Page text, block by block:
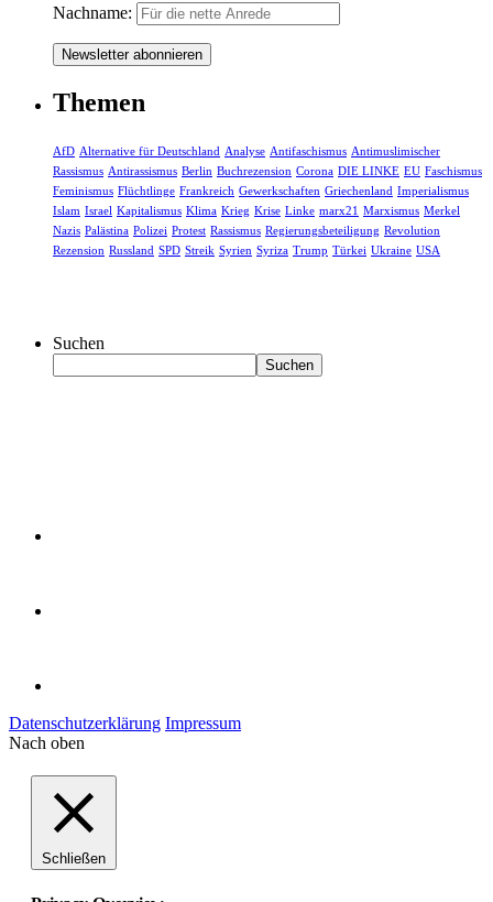
Nachname:
Themen
AfD Alternative für Deutschland Analyse Antifaschismus Antimuslimischer
Rassismus Antirassismus Berlin Buchrezension Corona DIE LINKE EU Faschismus
Feminismus Flüchtlinge Frankreich Gewerkschaften Griechenland Imperialismus
Islam Israel Kapitalismus Klima Krieg Krise Linke marx21 Marxismus Merkel
Nazis Palästina Polizei Protest Rassismus Regierungsbeteiligung Revolution
Rezension Russland SPD Streik Syrien Syriza Trump Türkei Ukraine USA
Suchen
Suchen
Datenschutzerklärung Impressum
Nach oben
Schließen